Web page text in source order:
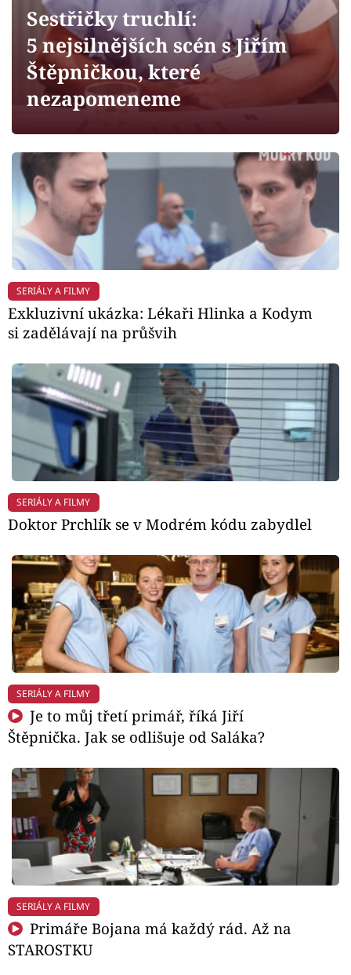
Sledujte prima+
Filmový festival Karlovy Vary
Mámy sobě
Přihlášení
Sledujte nás
Sestřičky truchlí:
5 nejsilnějších scén s Jiřím
Štěpničkou, které
nezapomeneme
SERIÁLY A FILMY
Exkluzivní ukázka: Lékaři Hlinka a Kodym
si zadělávají na průšvih
SERIÁLY A FILMY
Doktor Prchlík se v Modrém kódu zabydlel
SERIÁLY A FILMY
Je to můj třetí primář, říká Jiří
Štěpnička. Jak se odlišuje od Saláka?
SERIÁLY A FILMY
Primáře Bojana má každý rád. Až na
STAROSTKU